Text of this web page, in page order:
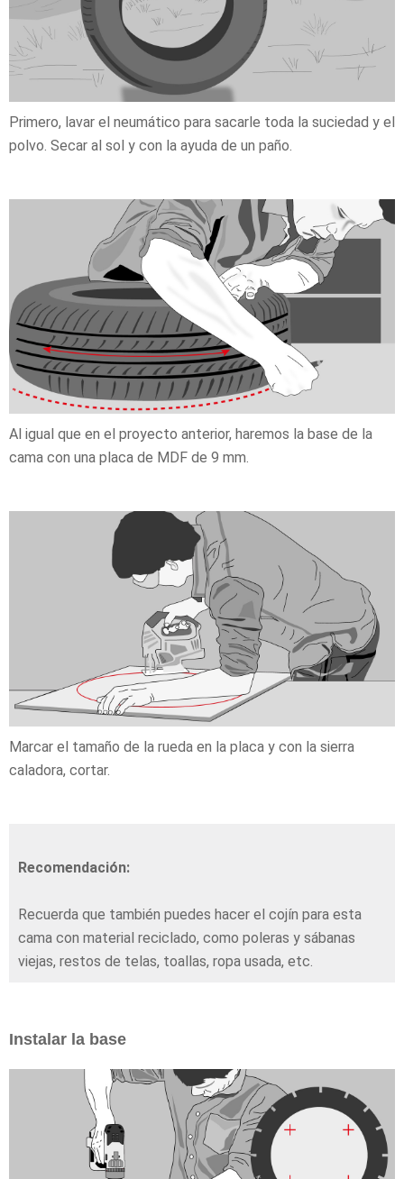
Primero, lavar el neumático para sacarle toda la suciedad y el
polvo. Secar al sol y con la ayuda de un paño.
Al igual que en el proyecto anterior, haremos la base de la
cama con una placa de MDF de 9 mm.
Marcar el tamaño de la rueda en la placa y con la sierra
caladora, cortar.
Recomendación:
Recuerda que también puedes hacer el cojín para esta
cama con material reciclado, como poleras y sábanas
viejas, restos de telas, toallas, ropa usada, etc.
Instalar la base